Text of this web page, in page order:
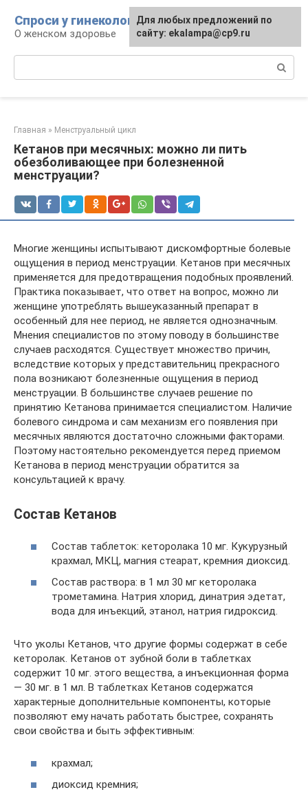
контенту
Спроси у гинеколога
О женском здоровье
Главная » Менструальный цикл
Кетанов при месячных: можно ли пить
обезболивающее при болезненной
менструации?
Многие женщины испытывают дискомфортные болевые
ощущения в период менструации. Кетанов при месячных
применяется для предотвращения подобных проявлений.
Практика показывает, что ответ на вопрос, можно ли
женщине употреблять вышеуказанный препарат в
особенный для нее период, не является однозначным.
Мнения специалистов по этому поводу в большинстве
случаев расходятся. Существует множество причин,
вследствие которых у представительниц прекрасного
пола возникают болезненные ощущения в период
менструации. В большинстве случаев решение по
принятию Кетанова принимается специалистом. Наличие
болевого синдрома и сам механизм его появления при
месячных являются достаточно сложными факторами.
Поэтому настоятельно рекомендуется перед приемом
Кетанова в период менструации обратится за
консультацией к врачу.
Состав Кетанов
Состав таблеток: кеторолака 10 мг. Кукурузный
крахмал, МКЦ, магния стеарат, кремния диоксид.
Состав раствора: в 1 мл 30 мг кеторолака
трометамина. Натрия хлорид, динатрия эдетат,
вода для инъекций, этанол, натрия гидроксид.
Что уколы Кетанов, что другие формы содержат в себе
кеторолак. Кетанов от зубной боли в таблетках
содержит 10 мг. этого вещества, а инъекционная форма
— 30 мг. в 1 мл. В таблетках Кетанов содержатся
характерные дополнительные компоненты, которые
позволяют ему начать работать быстрее, сохранять
свои свойства и быть эффективным:
крахмал;
диоксид кремния;
Для любых предложений по
сайту: ekalampa@cp9.ru